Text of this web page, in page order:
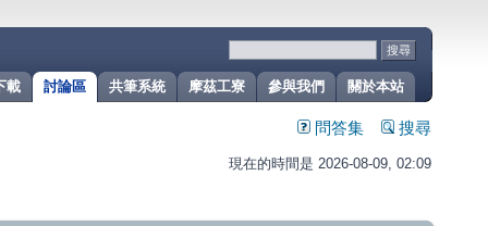
關於本站
參與我們
摩茲工寮
共筆系統
討論區
載
問答集 搜尋
現在的時間是 2026-08-09, 02:09